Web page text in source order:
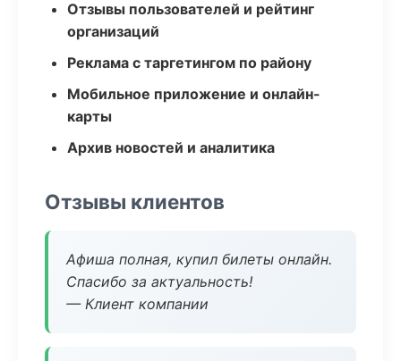
Отзывы пользователей и рейтинг
организаций
Реклама с таргетингом по району
Мобильное приложение и онлайн-
карты
Архив новостей и аналитика
Отзывы клиентов
Афиша полная, купил билеты онлайн.
Спасибо за актуальность!
— Клиент компании